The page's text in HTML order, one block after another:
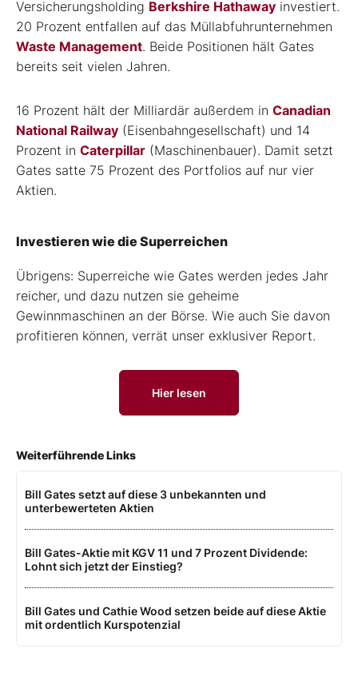
Versicherungsholding Berkshire Hathaway investiert.
20 Prozent entfallen auf das Müllabfuhrunternehmen
Waste Management. Beide Positionen hält Gates
bereits seit vielen Jahren.
16 Prozent hält der Milliardär außerdem in Canadian
National Railway (Eisenbahngesellschaft) und 14
Prozent in Caterpillar (Maschinenbauer). Damit setzt
Gates satte 75 Prozent des Portfolios auf nur vier
Aktien.
Investieren wie die Superreichen
Übrigens: Superreiche wie Gates werden jedes Jahr
reicher, und dazu nutzen sie geheime
Gewinnmaschinen an der Börse. Wie auch Sie davon
profitieren können, verrät unser exklusiver Report.
Hier lesen
Weiterführende Links
Bill Gates setzt auf diese 3 unbekannten und
unterbewerteten Aktien
Bill Gates-Aktie mit KGV 11 und 7 Prozent Dividende:
Lohnt sich jetzt der Einstieg?
Bill Gates und Cathie Wood setzen beide auf diese Aktie
mit ordentlich Kurspotenzial